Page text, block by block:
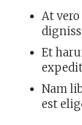
At
Et
Nam
est